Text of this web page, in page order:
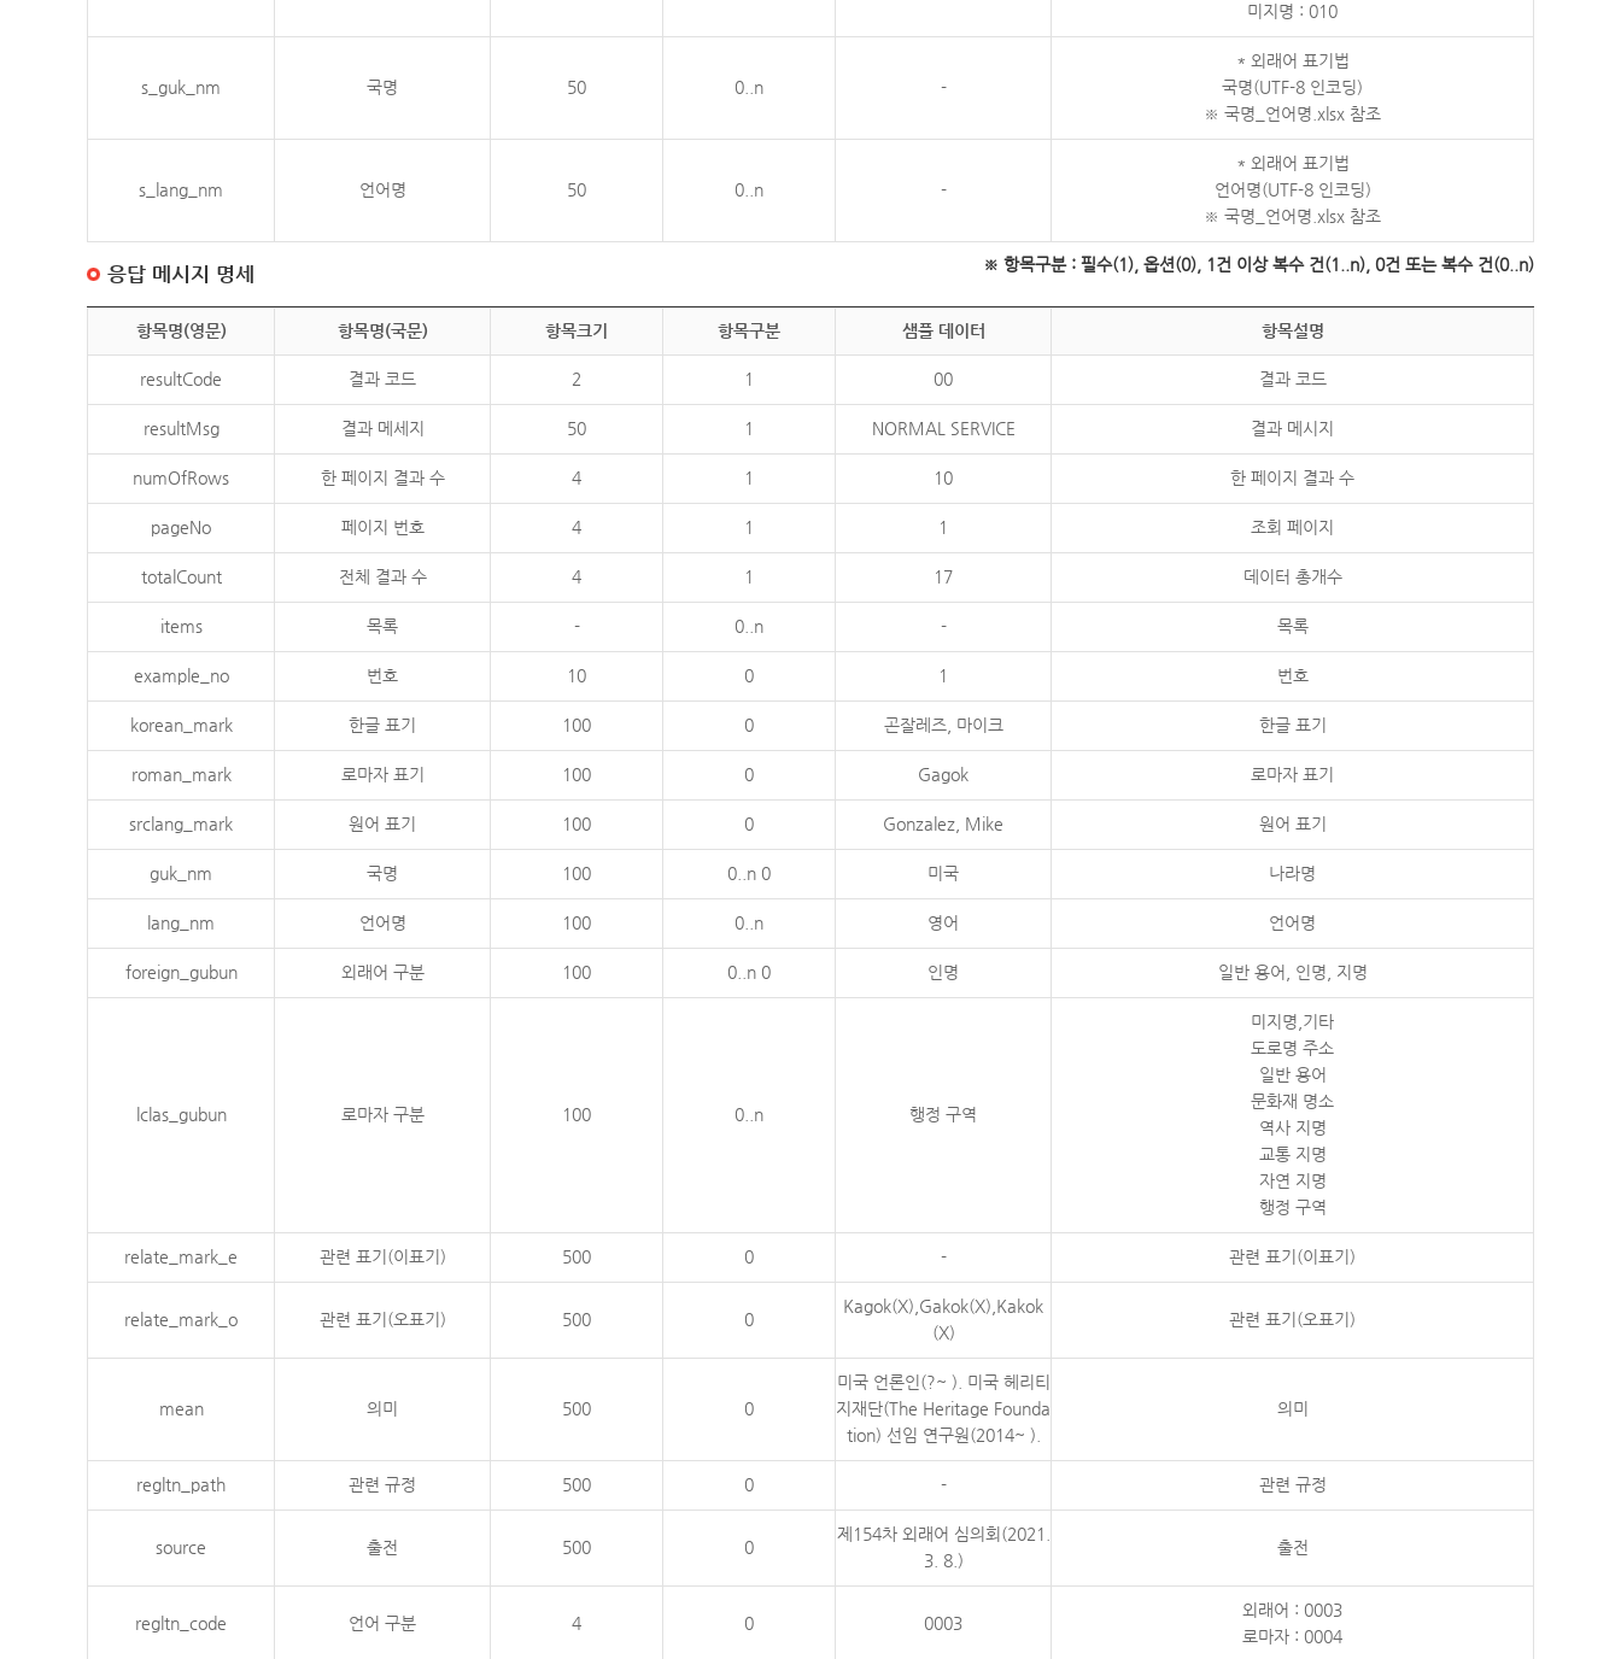
미지명 : 010
s_guk_nm 국명 50 0..n -
* 외래어 표기법
국명(UTF-8 인코딩)
※ 국명_언어명.xlsx 참조
s_lang_nm 언어명 50 0..n -
* 외래어 표기법
언어명(UTF-8 인코딩)
※ 국명_언어명.xlsx 참조
※ 항목구분 : 필수(1), 옵션(0), 1건 이상 복수 건(1..n), 0건 또는 복수 건(0..n)
응답 메시지 명세
항목명(영문) 항목명(국문) 항목크기 항목구분 샘플 데이터 항목설명
resultCode 결과 코드 2 1 00 결과 코드
resultMsg 결과 메세지 50 1 NORMAL SERVICE 결과 메시지
numOfRows 한 페이지 결과 수 4 1 10 한 페이지 결과 수
pageNo 페이지 번호 4 1 1 조회 페이지
totalCount 전체 결과 수 4 1 17 데이터 총개수
items 목록 - 0..n - 목록
example_no 번호 10 0 1 번호
korean_mark 한글 표기 100 0 곤잘레즈, 마이크 한글 표기
roman_mark 로마자 표기 100 0 Gagok 로마자 표기
srclang_mark 원어 표기 100 0 Gonzalez, Mike 원어 표기
guk_nm 국명 100 0..n 0 미국 나라명
lang_nm 언어명 100 0..n 영어 언어명
foreign_gubun 외래어 구분 100 0..n 0 인명 일반 용어, 인명, 지명
lclas_gubun 로마자 구분 100 0..n 행정 구역
미지명,기타
도로명 주소
일반 용어
문화재 명소
역사 지명
교통 지명
자연 지명
행정 구역
relate_mark_e 관련 표기(이표기) 500 0 - 관련 표기(이표기)
relate_mark_o 관련 표기(오표기) 500 0
Kagok(X),Gakok(X),Kakok
(X)
관련 표기(오표기)
mean 의미 500 0
미국 언론인(?~ ). 미국 헤리티
지재단(The Heritage Founda
tion) 선임 연구원(2014~ ).
의미
regltn_path 관련 규정 500 0 - 관련 규정
source 출전 500 0
제154차 외래어 심의회(2021.
3. 8.)
출전
regltn_code 언어 구분 4 0 0003
외래어 : 0003
로마자 : 0004